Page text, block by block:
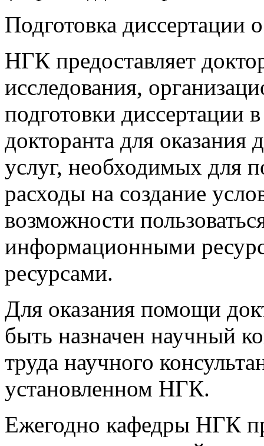
Подготовка диссертации
НГК предоставляет
исследования,
подготовки диссертации
докторанта для
услуг, необходимых для
расходы на создание
возможности
информационными
ресурсами.
Для оказания помощи
быть назначен научный
труда научного
установленном НГК.
Ежегодно кафедры НГК